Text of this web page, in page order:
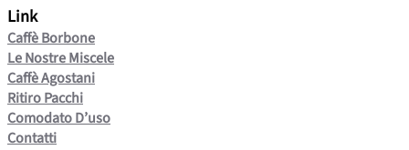
Link
Caffè Borbone
Le Nostre Miscele
Caffè Agostani
Ritiro Pacchi
Comodato D’uso
Contatti